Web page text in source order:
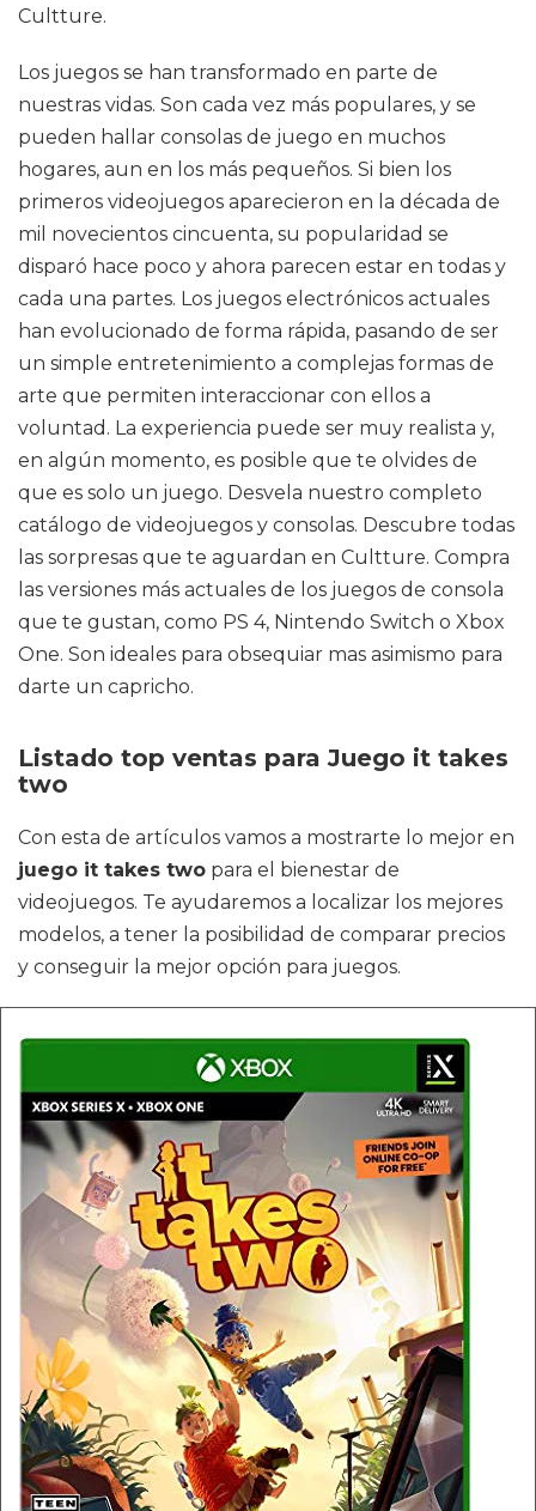
Cultture.
Los juegos se han transformado en parte de
nuestras vidas. Son cada vez más populares, y se
pueden hallar consolas de juego en muchos
hogares, aun en los más pequeños. Si bien los
primeros videojuegos aparecieron en la década de
mil novecientos cincuenta, su popularidad se
disparó hace poco y ahora parecen estar en todas y
cada una partes. Los juegos electrónicos actuales
han evolucionado de forma rápida, pasando de ser
un simple entretenimiento a complejas formas de
arte que permiten interaccionar con ellos a
voluntad. La experiencia puede ser muy realista y,
en algún momento, es posible que te olvides de
que es solo un juego. Desvela nuestro completo
catálogo de videojuegos y consolas. Descubre todas
las sorpresas que te aguardan en Cultture. Compra
las versiones más actuales de los juegos de consola
que te gustan, como PS 4, Nintendo Switch o Xbox
One. Son ideales para obsequiar mas asimismo para
darte un capricho.
Listado top ventas para Juego it takes
two
Con esta de artículos vamos a mostrarte lo mejor en
juego it takes two para el bienestar de
videojuegos. Te ayudaremos a localizar los mejores
modelos, a tener la posibilidad de comparar precios
y conseguir la mejor opción para juegos.